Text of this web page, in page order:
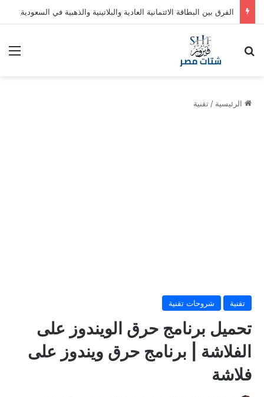
الفرق بين البطاقة الائتمانية العادية والبلاتينية والذهبية في السعودية
بحث عن
الرئيسية / تقنية
تقنية شروحات تقنية
تحميل برنامج حرق الويندوز على
الفلاشة | برنامج حرق ويندوز على
فلاشة